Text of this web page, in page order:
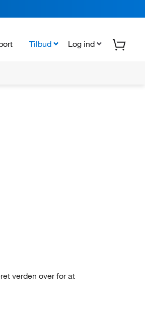
Tilbud Log ind
verden over for at